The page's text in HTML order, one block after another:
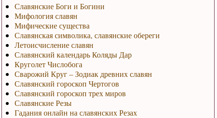
Славянские Боги и Богини
Мифология славян
Мифические существа
Славянская символика, славянские обереги
Летоисчисление славян
Славянский календарь Коляды Дар
Круголет Числобога
Сварожий Круг – Зодиак древних славян
Славянский гороскоп Чертогов
Славянский гороскоп трех миров
Славянские Резы
Гадания онлайн на славянских Резах